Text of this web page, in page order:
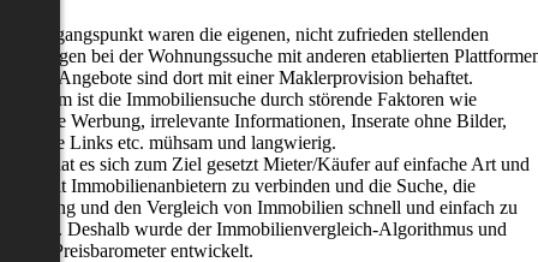
Ausgangspunkt waren die eigenen, nicht zufrieden stellenden
bei der Wohnungssuche mit anderen etablierten
alle Angebote sind dort mit einer Maklerprovision behaftet.
ist die Immobiliensuche durch störende Faktoren wie
Werbung, irrelevante Informationen, Inserate ohne Bilder,
Links etc. mühsam und langwierig.
hat es sich zum Ziel gesetzt Mieter/Käufer auf einfache Art und
mit Immobilienanbietern zu verbinden und die Suche, die
und den Vergleich von Immobilien schnell und einfach zu
Deshalb wurde der Immobilienvergleich-Algorithmus und
Preisbarometer entwickelt.